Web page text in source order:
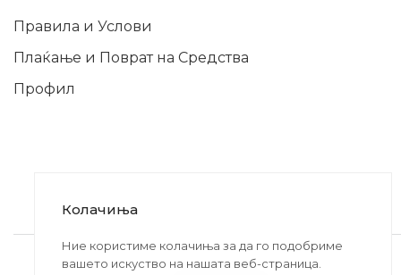
Правила и Услови
Плаќање и Поврат на Средства
Профил
2020-2024 © MB DISKONT. Изработено од
БРАМИТ ДООЕЛ
Колачиња
Ние користиме колачиња за да го подобриме
вашето искуство на нашата веб-страница.